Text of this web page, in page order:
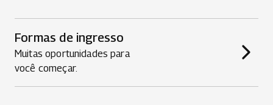
Formas de ingresso
Muitas oportunidades para
você começar.